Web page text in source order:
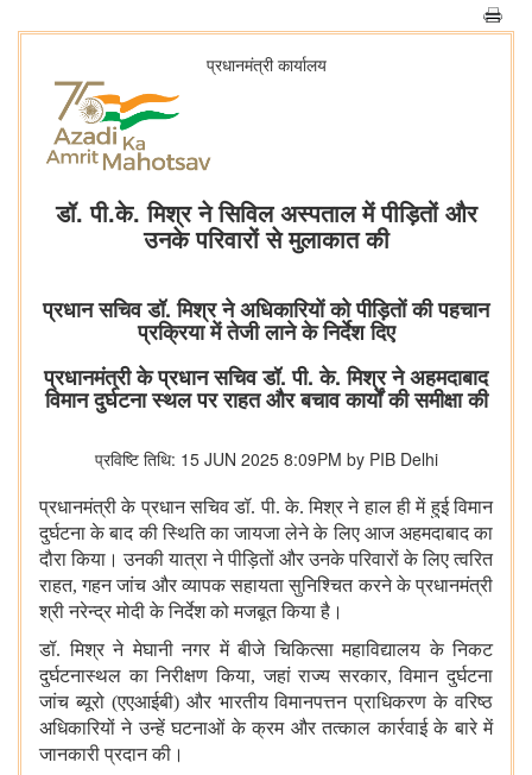
प्रधानमंत्री कार्यालय
डॉ. पी.के. मिश्र ने सिविल अस्पताल में पीड़ितों और
उनके परिवारों से मुलाकात की
प्रधान सचिव डॉ. मिश्र ने अधिकारियों को पीड़ितों की पहचान
प्रक्रिया में तेजी लाने के निर्देश दिए
प्रधानमंत्री के प्रधान सचिव डॉ. पी. के. मिश्र ने अहमदाबाद
विमान दुर्घटना स्थल पर राहत और बचाव कार्यों की समीक्षा की
प्रविष्टि तिथि: 15 JUN 2025 8:09PM by PIB Delhi
प्रधानमंत्री के प्रधान सचिव डॉ. पी. के. मिश्र ने हाल ही में हुई विमान
दुर्घटना के बाद की स्थिति का जायजा लेने के लिए आज अहमदाबाद का
दौरा किया। उनकी यात्रा ने पीड़ितों और उनके परिवारों के लिए त्वरित
राहत, गहन जांच और व्यापक सहायता सुनिश्चित करने के प्रधानमंत्री
श्री नरेन्द्र मोदी के निर्देश को मजबूत किया है।
डॉ. मिश्र ने मेघानी नगर में बीजे चिकित्सा महाविद्यालय के निकट
दुर्घटनास्थल का निरीक्षण किया, जहां राज्य सरकार, विमान दुर्घटना
जांच ब्यूरो (एएआईबी) और भारतीय विमानपत्तन प्राधिकरण के वरिष्ठ
अधिकारियों ने उन्हें घटनाओं के क्रम और तत्काल कार्रवाई के बारे में
जानकारी प्रदान की।